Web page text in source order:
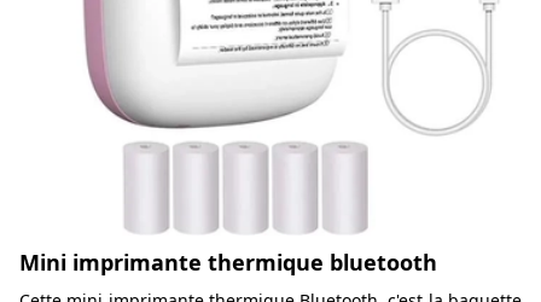
Mini imprimante thermique bluetooth